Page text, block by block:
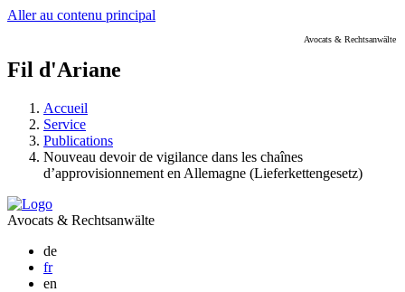
Aller au contenu principal
Avocats & Rechtsanwälte
Fil d'Ariane
Accueil
Service
Publications
Nouveau devoir de vigilance dans les chaînes
d’approvisionnement en Allemagne (Lieferkettengesetz)
Avocats & Rechtsanwälte
de
fr
en